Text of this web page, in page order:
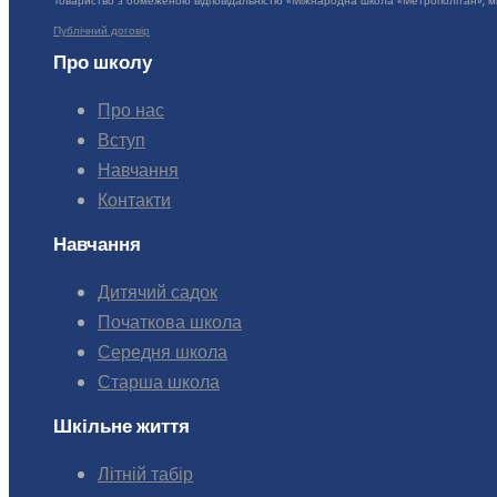
Публічний договір
Про школу
Про нас
Вступ
Навчання
Контакти
Навчання
Дитячий садок
Початкова школа
Середня школа
Старша школа
Шкільне життя
Літній табір